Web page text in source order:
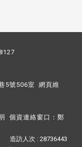
5號506室 網頁維
個資連絡窗口： 鄭
造訪人次 : 28736443